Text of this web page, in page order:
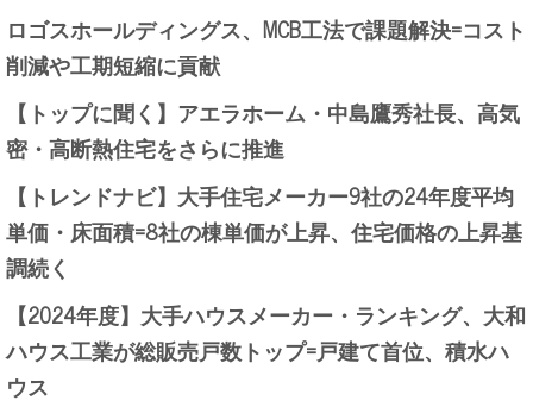
ロゴスホールディングス、MCB工法で課題解決=コスト
削減や工期短縮に貢献
【トップに聞く】アエラホーム・中島鷹秀社長、高気
密・高断熱住宅をさらに推進
【トレンドナビ】大手住宅メーカー9社の24年度平均
単価・床面積=8社の棟単価が上昇、住宅価格の上昇基
調続く
【2024年度】大手ハウスメーカー・ランキング、大和
ハウス工業が総販売戸数トップ=戸建て首位、積水ハ
ウス